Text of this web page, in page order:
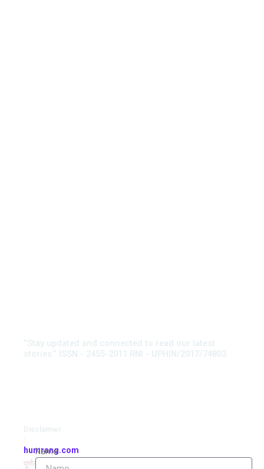
“Stay updated and connected to read our latest
stories.” ISSN - 2455-2011 RNI - UPHIN/2017/74803
humrang.com
पूर्णतः
Name